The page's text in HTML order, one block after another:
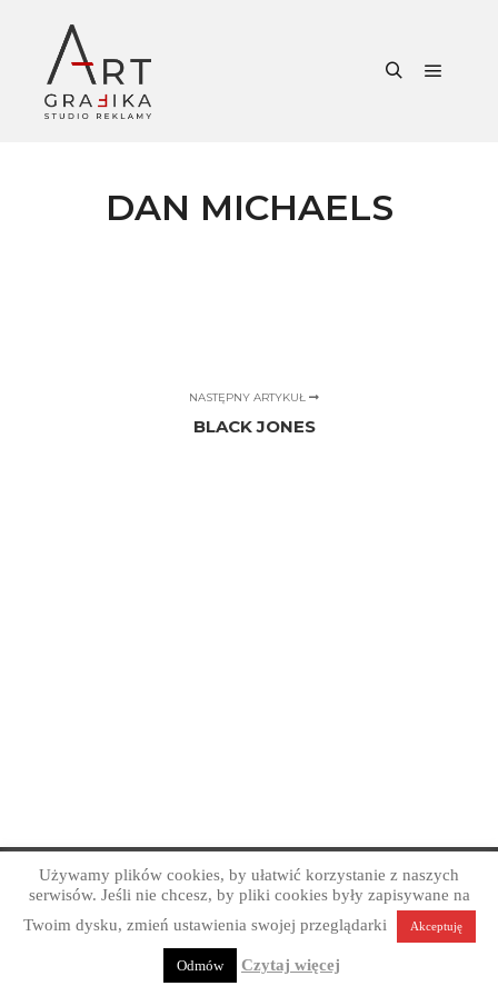
DAN MICHAELS
NASTĘPNY ARTYKUŁ
BLACK JONES
Copyright © Art Grafika Studio Reklamy 2026
Profesjonalne projektowanie graficzne. Obsługa firm z
Sandomierza, okolic i całej Polski.
Polityka prywatności
Używamy plików cookies, by ułatwić korzystanie z naszych
serwisów. Jeśli nie chcesz, by pliki cookies były zapisywane na
Twoim dysku, zmień ustawienia swojej przeglądarki
Akceptuję
Odmów Czytaj więcej